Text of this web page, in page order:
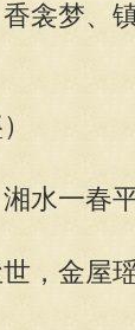
衾梦、
水一春
，金屋